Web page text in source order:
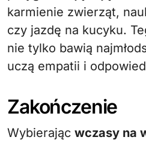
karmienie zwierząt,
czy jazdę na kucyku.
nie tylko bawią
uczą empatii i
Zakończenie
Wybierając wczasy na